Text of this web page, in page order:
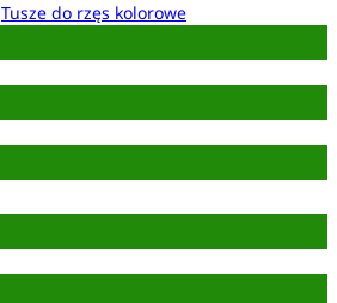
Tusze do rzęs kolorowe